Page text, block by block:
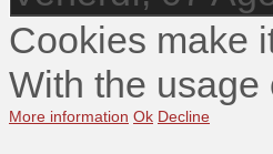
Cookies make
With the usage
More information Ok Decline